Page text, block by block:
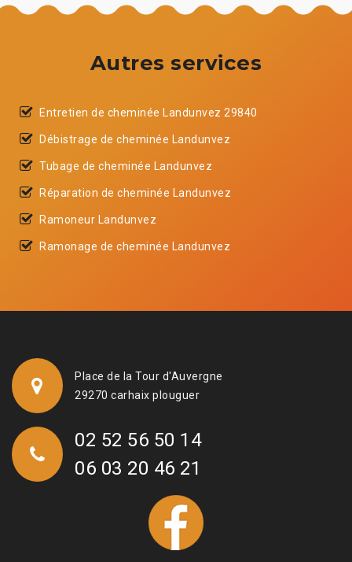
Autres services
Entretien de cheminée Landunvez 29840
Débistrage de cheminée Landunvez
Tubage de cheminée Landunvez
Réparation de cheminée Landunvez
Ramoneur Landunvez
Ramonage de cheminée Landunvez
Place de la Tour d'Auvergne
29270 carhaix plouguer
02 52 56 50 14
06 03 20 46 21